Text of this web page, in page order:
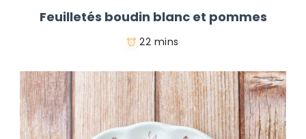
Feuilletés boudin blanc et pommes
22 mins